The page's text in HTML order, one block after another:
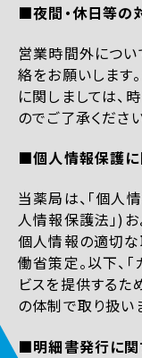
■夜間・休日等の
営業時間外につ
絡をお願いします
に関しましては、
のでご了承ください
■個人情報保護に
当薬局は、「個人
人情報保護法」)
個人情報の適切な
働省策定。以下、
ビスを提供するた
の体制で取り扱い
■明細書発行に関